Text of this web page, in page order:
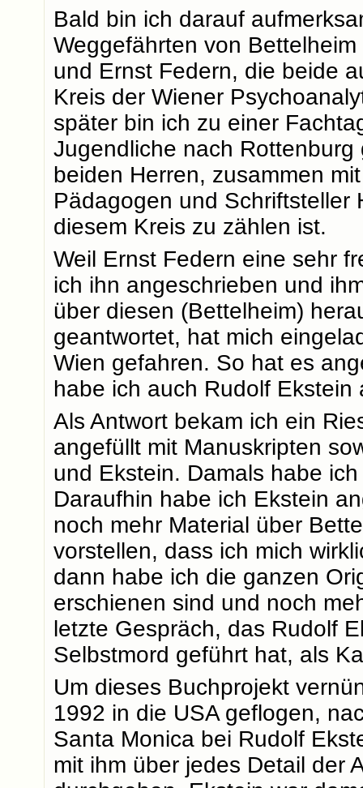
Bald bin ich darauf
Weggefährten von
und Ernst Federn, die beide
Kreis der Wiener
später bin ich zu einer
Jugendliche nach
beiden Herren, zusammen
Pädagogen und Schriftsteller
diesem Kreis zu zählen ist.
Weil Ernst Federn eine sehr
ich ihn angeschrieben und
über diesen (Bettelheim)
geantwortet, hat mich
Wien gefahren. So hat es
habe ich auch Rudolf
Als Antwort bekam ich ein
angefüllt mit Manuskripten
und Ekstein. Damals habe
Daraufhin habe ich Ekstein
noch mehr Material über
vorstellen, dass ich mich
dann habe ich die ganzen
erschienen sind und noch
letzte Gespräch, das Rudolf
Selbstmord geführt hat, als
Um dieses Buchprojekt
1992 in die USA geflogen,
Santa Monica bei Rudolf
mit ihm über jedes Detail der